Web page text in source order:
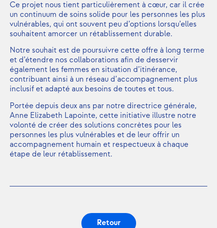
Ce projet nous tient particulièrement à cœur, car il crée
un continuum de soins solide pour les personnes les plus
vulnérables, qui ont souvent peu d’options lorsqu’elles
souhaitent amorcer un rétablissement durable.
Notre souhait est de poursuivre cette offre à long terme
et d’étendre nos collaborations afin de desservir
également les femmes en situation d’itinérance,
contribuant ainsi à un réseau d’accompagnement plus
inclusif et adapté aux besoins de toutes et tous.
Portée depuis deux ans par notre directrice générale,
Anne Elizabeth Lapointe, cette initiative illustre notre
volonté de créer des solutions concrètes pour les
personnes les plus vulnérables et de leur offrir un
accompagnement humain et respectueux à chaque
étape de leur rétablissement.
Retour